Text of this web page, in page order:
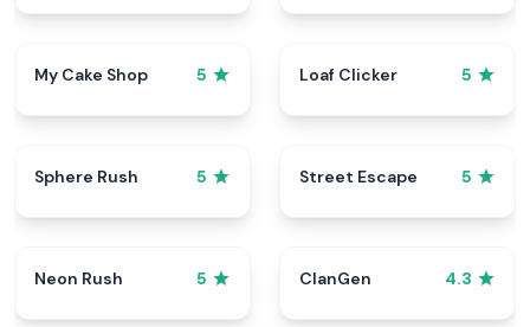
My Cake Shop 5 Loaf Clicker 5
Sphere Rush 5 Street Escape 5
Neon Rush 5 ClanGen 4.3